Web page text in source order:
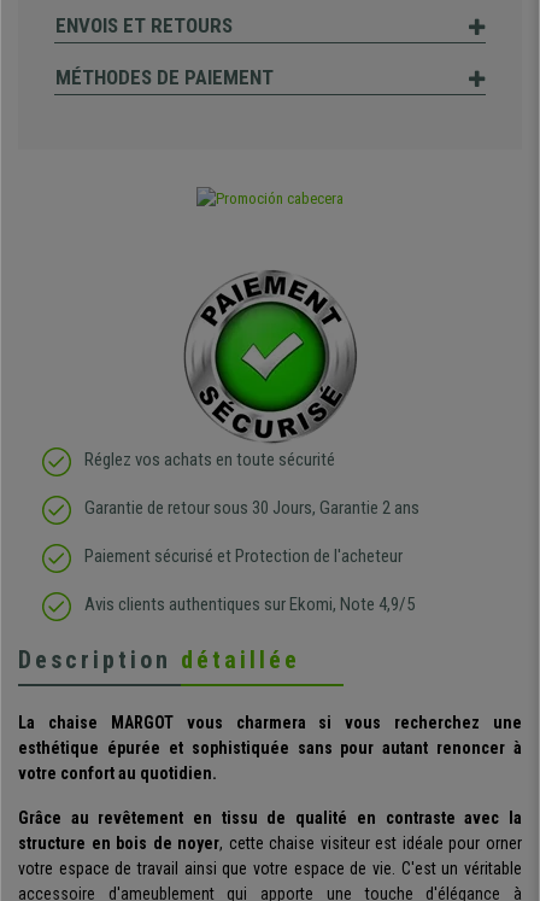
ENVOIS ET RETOURS
MÉTHODES DE PAIEMENT
Réglez vos achats en toute sécurité
Garantie de retour sous 30 Jours, Garantie 2 ans
Paiement sécurisé et Protection de l'acheteur
Avis clients authentiques sur Ekomi, Note 4,9/5
Description détaillée
La chaise MARGOT vous charmera si vous recherchez une
esthétique épurée et sophistiquée sans pour autant renoncer à
votre confort au quotidien.
Grâce au revêtement en tissu de qualité en contraste avec la
structure en bois de noyer, cette chaise visiteur est idéale pour orner
votre espace de travail ainsi que votre espace de vie. C'est un véritable
accessoire d'ameublement qui apporte une touche d'élégance à